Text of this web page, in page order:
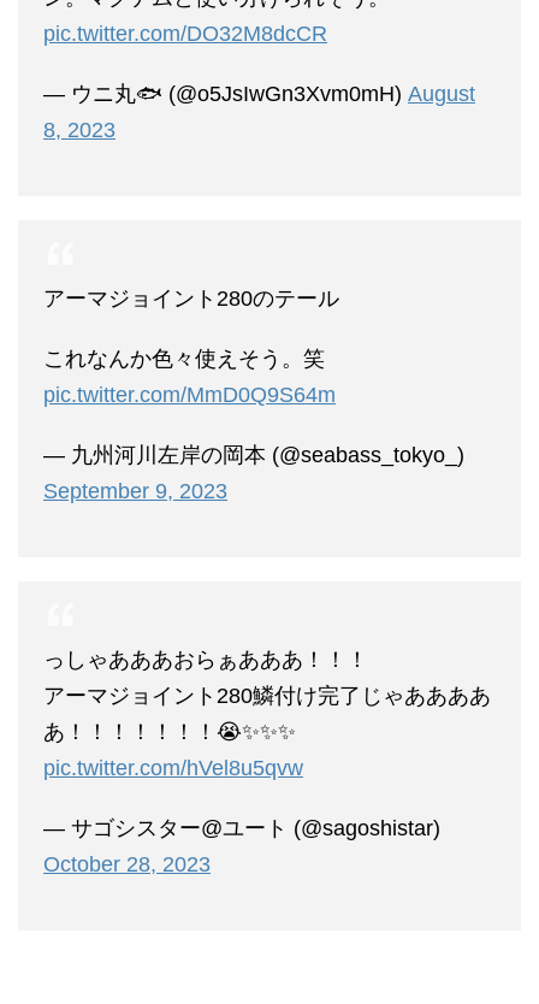
pic.twitter.com/DO32M8dcCR
— ウニ丸🐟 (@o5JsIwGn3Xvm0mH) August
8, 2023
アーマジョイント280のテール
これなんか色々使えそう。笑
pic.twitter.com/MmD0Q9S64m
— 九州河川左岸の岡本 (@seabass_tokyo_)
September 9, 2023
っしゃあああおらぁあああ！！！
アーマジョイント280鱗付け完了じゃああああ
あ！！！！！！！😭✨✨✨
pic.twitter.com/hVel8u5qvw
— サゴシスター@ユート (@sagoshistar)
October 28, 2023